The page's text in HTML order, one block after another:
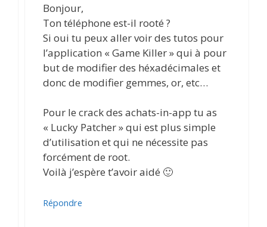
Bonjour,
Ton téléphone est-il rooté ?
Si oui tu peux aller voir des tutos pour
l’application « Game Killer » qui à pour
but de modifier des héxadécimales et
donc de modifier gemmes, or, etc…
Pour le crack des achats-in-app tu as
« Lucky Patcher » qui est plus simple
d’utilisation et qui ne nécessite pas
forcément de root.
Voilà j’espère t’avoir aidé 🙂
Répondre